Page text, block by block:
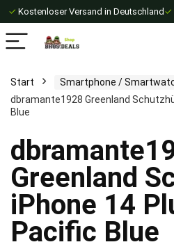
✓ Kostenloser Versand in Deutschland ✓
Start
Smartphone /
dbramante1928 Greenland
Blue
Greenland
iPhone 14
Pacific Blue